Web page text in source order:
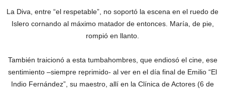
La Diva, entre “el respetable”, no soportó la escena en el ruedo de
Islero cornando al máximo matador de entonces. María, de pie,
rompió en llanto.
También traicionó a esta tumbahombres, que endiosó el cine, ese
sentimiento –siempre reprimido- al ver en el día final de Emilio “El
Indio Fernández”, su maestro, allí en la Clínica de Actores (6 de